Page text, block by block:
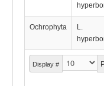
Display #
Ochrophyta
L.